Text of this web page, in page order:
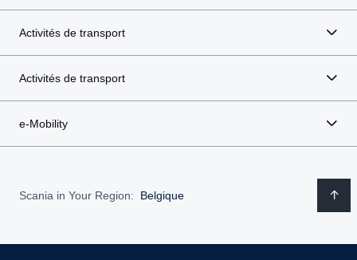
Activités de transport
Activités de transport
e-Mobility
Scania in Your Region: Belgique